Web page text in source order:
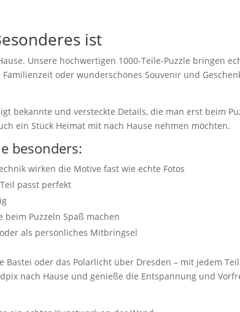
ist
Unsere hochwertigen 1000-Teile-Puzzle bringen
oder wunderschönes Souvenir und
bekannte und versteckte Details, die man erst beim
ein Stück Heimat mit nach Hause nehmen möchten.
besonders:
wirken die Motive fast wie echte Fotos
passt perfekt
Puzzeln Spaß machen
als persönliches Mitbringsel
Bastei oder das Polarlicht über Dresden – mit jedem
nach Hause und genieße die Entspannung und